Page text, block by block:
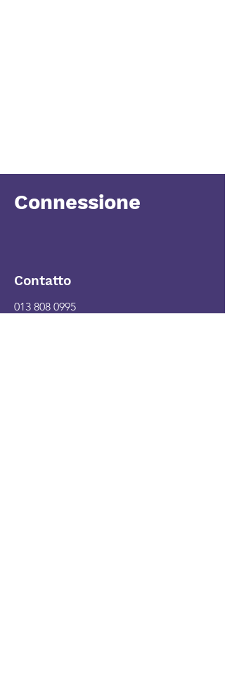
Connessione
Contatto
013 808 0995